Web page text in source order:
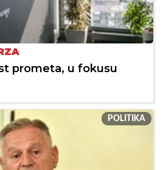
prometa, u fokusu
POLITIKA